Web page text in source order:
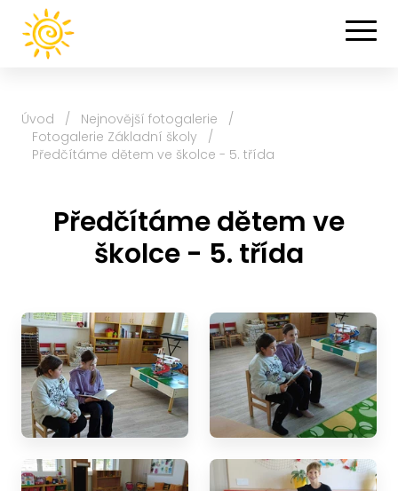
Úvod / Nejnovější fotogalerie
/
Fotogalerie Základní školy
/
Předčítáme dětem ve školce - 5. třída
Předčítáme dětem ve
školce - 5. třída